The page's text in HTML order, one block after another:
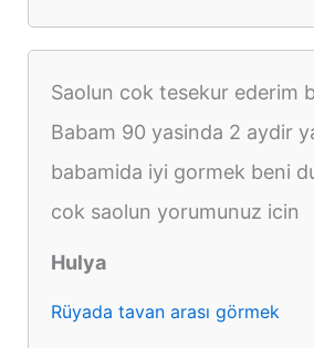
Saolun cok tesekur ederim
Babam 90 yasinda 2 aydir
babamida iyi gormek beni
cok saolun yorumunuz icin
Hulya
Rüyada tavan arası görmek